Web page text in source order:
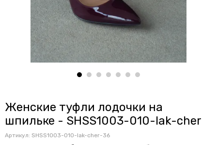
Женские туфли лодочки на
шпильке - SHSS1003-010-lak-cher
Артикул: SHSS1003-010-lak-cher-36